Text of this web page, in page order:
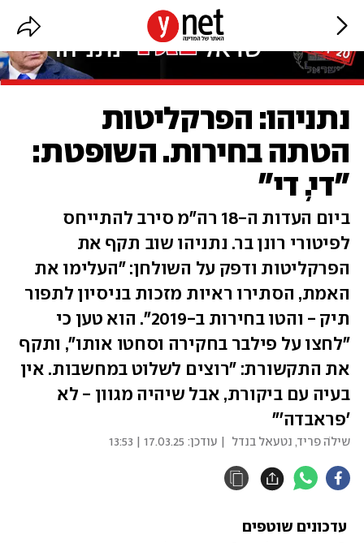
נתניהו: הפרקליטות
הטתה בחירות. השופטת:
"די, די"
ביום העדות ה-18 רה"מ סירב להתייחס
לפיטורי רונן בר. נתניהו שוב תקף את
הפרקליטות ודפק על השולחן: "העלימו את
האמת, הסתירו ראיות מזכות בניסיון לתפור
תיק - והטו בחירות ב-2019". הוא טען כי
"לחצו על פילבר בחקירה וסחטו אותו", ותקף
את התקשורת: "רוצים לשלוט במחשבות. אין
בעיה עם ביקורת, אבל שיהיה מגוון - לא
'פראבדה'"
שילֹה פריד, נטעאל בנדל | עודכן: 17.03.25 | 13:53
עדכונים שוטפים